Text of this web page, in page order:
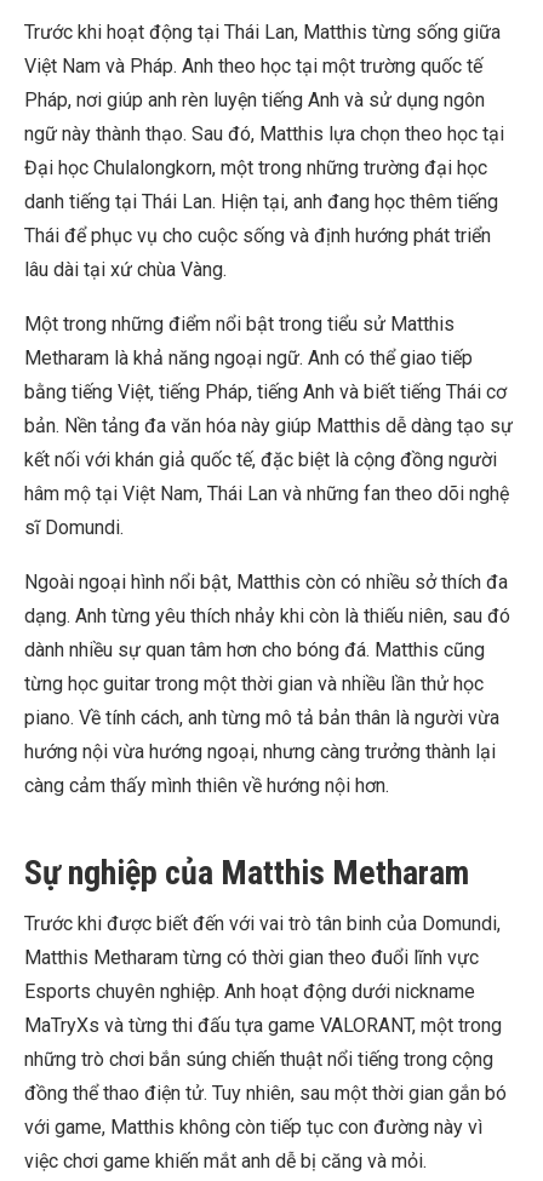
Trước khi hoạt động tại Thái Lan, Matthis từng sống giữa
Việt Nam và Pháp. Anh theo học tại một trường quốc tế
Pháp, nơi giúp anh rèn luyện tiếng Anh và sử dụng ngôn
ngữ này thành thạo. Sau đó, Matthis lựa chọn theo học tại
Đại học Chulalongkorn, một trong những trường đại học
danh tiếng tại Thái Lan. Hiện tại, anh đang học thêm tiếng
Thái để phục vụ cho cuộc sống và định hướng phát triển
lâu dài tại xứ chùa Vàng.
Một trong những điểm nổi bật trong tiểu sử Matthis
Metharam là khả năng ngoại ngữ. Anh có thể giao tiếp
bằng tiếng Việt, tiếng Pháp, tiếng Anh và biết tiếng Thái cơ
bản. Nền tảng đa văn hóa này giúp Matthis dễ dàng tạo sự
kết nối với khán giả quốc tế, đặc biệt là cộng đồng người
hâm mộ tại Việt Nam, Thái Lan và những fan theo dõi nghệ
sĩ Domundi.
Ngoài ngoại hình nổi bật, Matthis còn có nhiều sở thích đa
dạng. Anh từng yêu thích nhảy khi còn là thiếu niên, sau đó
dành nhiều sự quan tâm hơn cho bóng đá. Matthis cũng
từng học guitar trong một thời gian và nhiều lần thử học
piano. Về tính cách, anh từng mô tả bản thân là người vừa
hướng nội vừa hướng ngoại, nhưng càng trưởng thành lại
càng cảm thấy mình thiên về hướng nội hơn.
Sự nghiệp của Matthis Metharam
Trước khi được biết đến với vai trò tân binh của Domundi,
Matthis Metharam từng có thời gian theo đuổi lĩnh vực
Esports chuyên nghiệp. Anh hoạt động dưới nickname
MaTryXs và từng thi đấu tựa game VALORANT, một trong
những trò chơi bắn súng chiến thuật nổi tiếng trong cộng
đồng thể thao điện tử. Tuy nhiên, sau một thời gian gắn bó
với game, Matthis không còn tiếp tục con đường này vì
việc chơi game khiến mắt anh dễ bị căng và mỏi.